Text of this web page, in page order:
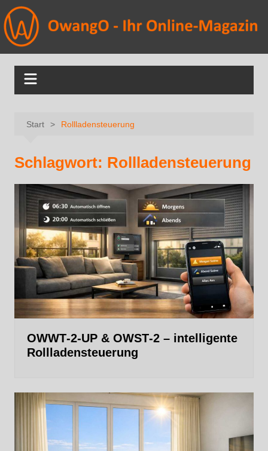
Start Rollladensteuerung
Schlagwort: Rollladensteuerung
OWWT‑2‑UP & OWST‑2 – intelligente
Rollladensteuerung